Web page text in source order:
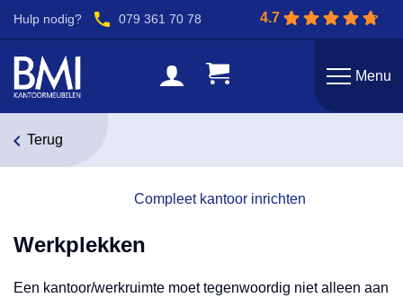
Hulp nodig? 079 361 70 78 4.7
Menu
Terug
Compleet kantoor inrichten
Werkplekken
Een kantoor/werkruimte moet tegenwoordig niet alleen aan